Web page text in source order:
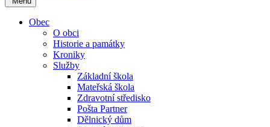
Obec
O obci
Historie a památky
Kroniky
Služby
Základní škola
Mateřská škola
Zdravotní středisko
Pošta Partner
Dělnický dům